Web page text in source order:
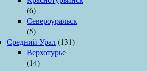
(6)
Североуральск
(5)
Средний Урал(131)
Верхотурье
(14)